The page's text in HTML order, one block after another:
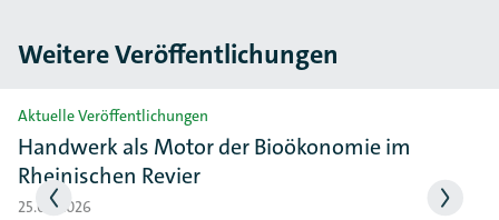
Weitere Veröffentlichungen
Slider überspringen
Aktuelle Veröffentlichungen
Handwerk als Motor der Bioökonomie im
Rheinischen Revier
25.06.2026